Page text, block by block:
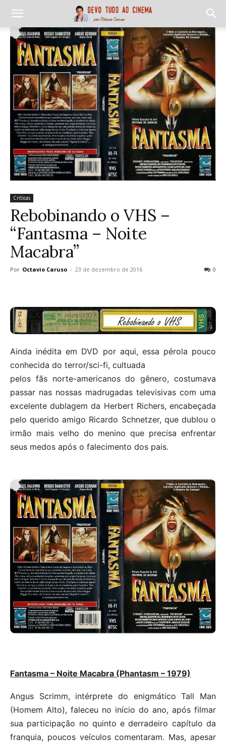
Críticas
Rebobinando o VHS –
“Fantasma – Noite
Macabra”
Por Octavio Caruso - 23 de dezembro de 2016 0
Ainda inédita em DVD por aqui, essa pérola pouco
conhecida do terror/sci-fi, cultuada
pelos fãs norte-americanos do gênero, costumava
passar nas nossas madrugadas televisivas com uma
excelente dublagem da Herbert Richers, encabeçada
pelo querido amigo Ricardo Schnetzer, que dublou o
irmão mais velho do menino que precisa enfrentar
seus medos após o falecimento dos pais.
Fantasma – Noite Macabra (Phantasm – 1979)
Angus Scrimm, intérprete do enigmático Tall Man
(Homem Alto), faleceu no início do ano, após filmar
sua participação no quinto e derradeiro capítulo da
franquia, poucos veículos comentaram. Mas, apesar